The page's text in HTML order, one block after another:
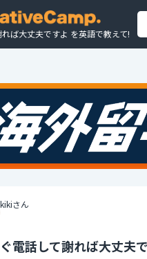
ば大丈夫ですよ を英語で教えて!
kikiさん
電話して謝れば大丈夫